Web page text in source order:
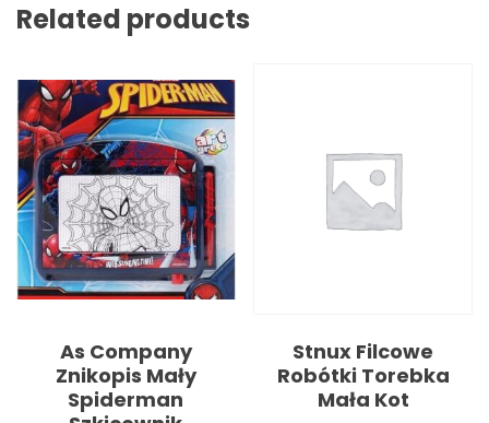
Related products
As Company
Znikopis Mały
Spiderman
Stnux Filcowe
Robótki Torebka
Mała Kot